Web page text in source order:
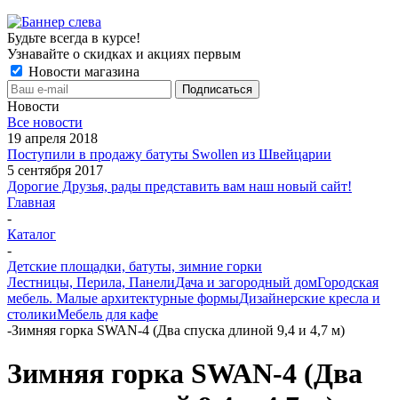
Будьте всегда в курсе!
Узнавайте о скидках и акциях первым
Новости магазина
Новости
Все новости
19 апреля 2018
Поступили в продажу батуты Swollen из Швейцарии
5 сентября 2017
Дорогие Друзья, рады представить вам наш новый сайт!
Главная
-
Каталог
-
Детские площадки, батуты, зимние горки
Лестницы, Перила, ПанелиДача и загородный домГородская
мебель. Малые архитектурные формыДизайнерские кресла и
столикиМебель для кафе
-Зимняя горка SWAN-4 (Два спуска длиной 9,4 и 4,7 м)
Зимняя горка SWAN-4 (Два